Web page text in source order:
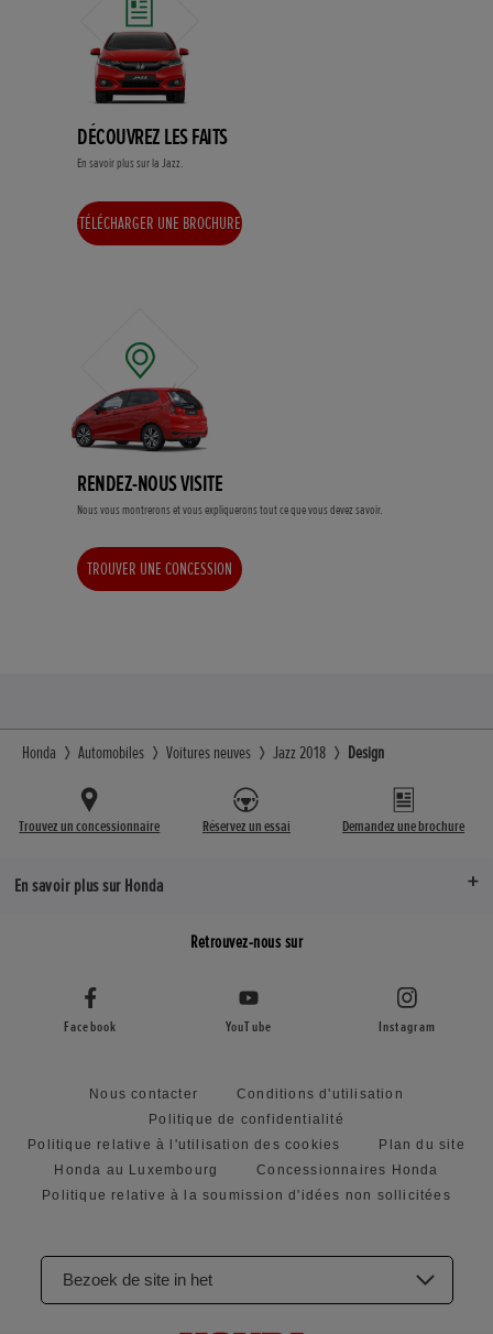
DÉCOUVREZ LES FAITS
En savoir plus sur la Jazz.
TÉLÉCHARGER UNE BROCHURE
RENDEZ-NOUS VISITE
Nous vous montrerons et vous expliquerons tout ce que vous devez savoir.
TROUVER UNE CONCESSION
Honda Automobiles Voitures neuves Jazz 2018 Design
Trouvez un concessionnaire Réservez un essai Demandez une brochure
En savoir plus sur Honda
Retrouvez-nous sur
Facebook YouTube Instagram
Nous contacter
Conditions d'utilisation
Politique de confidentialité
Politique relative à l'utilisation des cookies
Plan du site
Honda au Luxembourg
Concessionnaires Honda
Politique relative à la soumission d'idées non sollicitées
Bezoek de site in het